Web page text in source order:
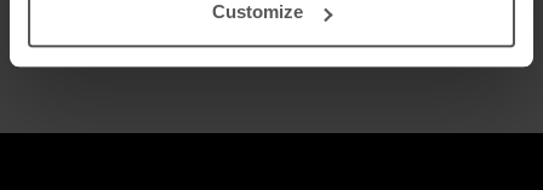
Customize